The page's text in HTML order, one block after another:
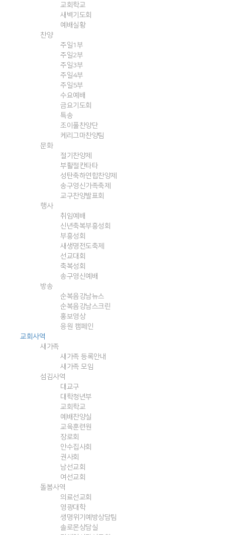
교회학교
새벽기도회
예배실황
찬양
주일1부
주일2부
주일3부
주일4부
주일5부
수요예배
금요기도회
특송
조이풀찬양단
케리그마찬양팀
문화
절기찬양제
부활절칸타타
성탄축하연합찬양제
송구영신가족축제
교구찬양발표회
행사
취임예배
신년축복부흥성회
부흥성회
새생명전도축제
선교대회
축복성회
송구영신예배
방송
순복음강남뉴스
순복음강남스크린
홍보영상
응원 캠페인
교회사역
새가족
새가족 등록안내
새가족 모임
섬김사역
대교구
대학청년부
교회학교
예배찬양실
교육훈련원
장로회
안수집사회
권사회
남선교회
여선교회
돌봄사역
의료선교회
영광대학
생명위기예방상담팀
솔로몬상담실